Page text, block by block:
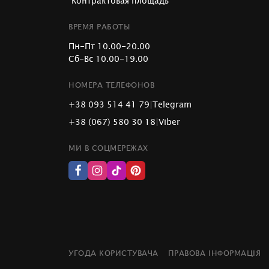
ВРЕМЯ РАБОТЫ
Пн-Пт 10.00-20.00
Сб-Вс 10.00-19.00
НОМЕРА ТЕЛЕФОНОВ
+38 093 514 41 79|Telegram
+38 (067) 580 30 18|Viber
МИ В СОЦМЕРЕЖАХ
УГОДА КОРИСТУВАЧА ПРАВОВА ІНФОРМАЦІЯ